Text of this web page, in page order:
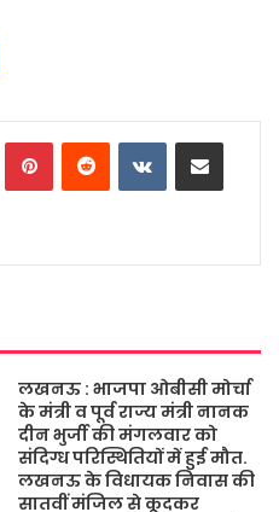
r
e
PinterestReddit VKontakteShare via Email
लखनऊ : भाजपा ओबीसी मोर्चा
के मंत्री व पूर्व राज्य मंत्री नानक
दीन भुर्जी की मंगलवार को
संदिग्ध परिस्थितियों में हुई मौत.
लखनऊ के विधायक निवास की
सातवीं मंजिल से कूदकर